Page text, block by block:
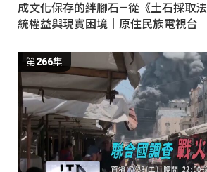
成文化保存的絆腳石—從《土石採取
統權益與現實困境｜原住民族電視台
第266集